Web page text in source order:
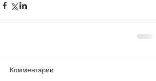
Комментарии